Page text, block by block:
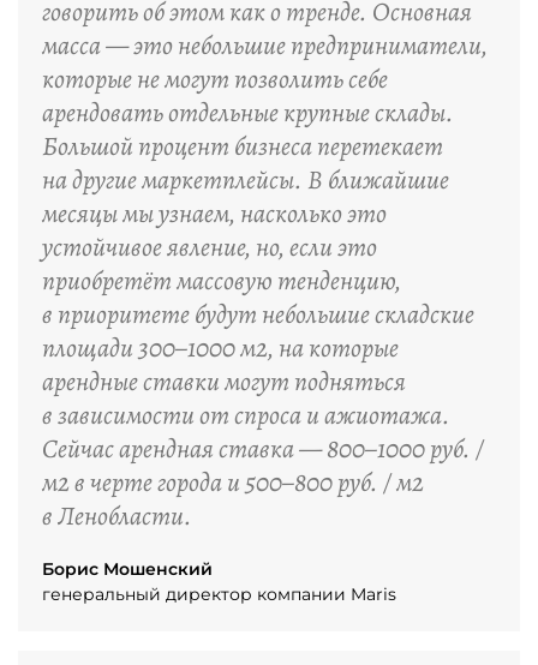
говорить об этом как о тренде. Основная
масса — это небольшие предприниматели,
которые не могут позволить себе
арендовать отдельные крупные склады.
Большой процент бизнеса перетекает
на другие маркетплейсы. В ближайшие
месяцы мы узнаем, насколько это
устойчивое явление, но, если это
приобретёт массовую тенденцию,
в приоритете будут небольшие складские
площади 300–1000 м2, на которые
арендные ставки могут подняться
в зависимости от спроса и ажиотажа.
Сейчас арендная ставка — 800–1000 руб. /
м2 в черте города и 500–800 руб. / м2
в Ленобласти.
Борис Мошенский
генеральный директор компании Maris